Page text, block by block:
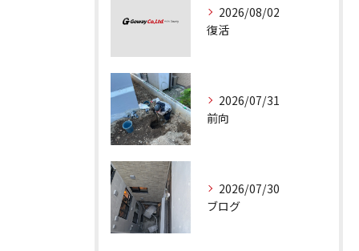
2026/08/02
復活
2026/07/31
前向
2026/07/30
ブログ